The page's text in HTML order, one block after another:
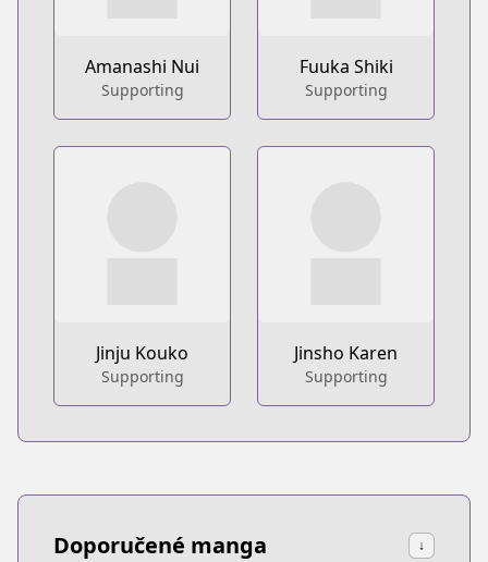
Amanashi Nui
Supporting
Fuuka Shiki
Supporting
Jinju Kouko
Supporting
Jinsho Karen
Supporting
Doporučené manga ↓